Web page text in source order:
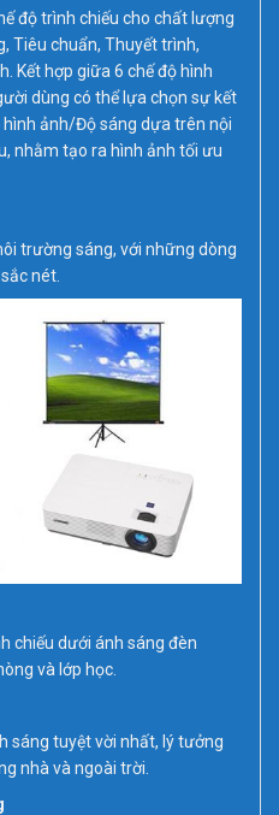
độ trình chiếu cho chất lượng
Tiêu chuẩn, Thuyết trình,
Kết hợp giữa 6 chế độ hình
dùng có thể lựa chọn sự kết
ảnh/Độ sáng dựa trên nội
nhằm tạo ra hình ảnh tối ưu
trường sáng, với những dòng
nét.
chiếu dưới ánh sáng đèn
và lớp học.
sáng tuyệt vời nhất, lý tưởng
nhà và ngoài trời.